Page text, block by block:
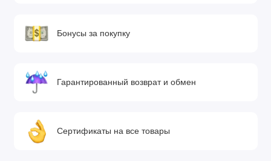
Бонусы за покупку
Гарантированный возврат и обмен
Сертификаты на все товары